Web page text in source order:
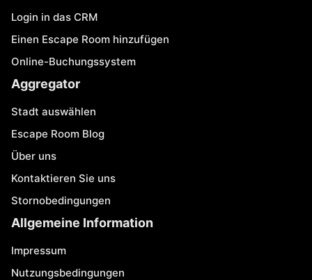
Login in das CRM
Einen Escape Room hinzufügen
Online-Buchungssystem
Aggregator
Stadt auswählen
Escape Room Blog
Über uns
Kontaktieren Sie uns
Stornobedingungen
Allgemeine Information
Impressum
Nutzungsbedingungen